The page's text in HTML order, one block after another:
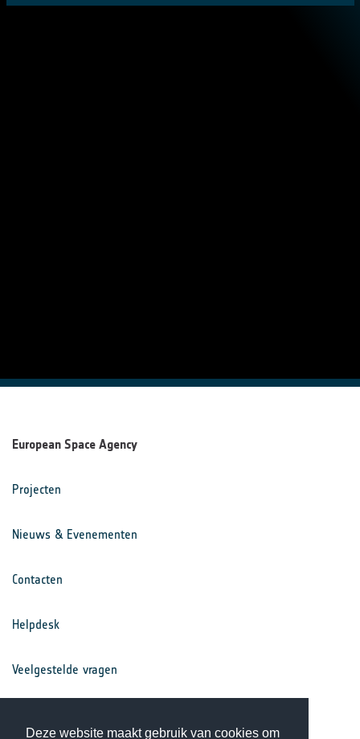
Deze website maakt gebruik van cookies om
European Space Agency
Projecten
Nieuws & Evenementen
Contacten
Helpdesk
Veelgestelde vragen